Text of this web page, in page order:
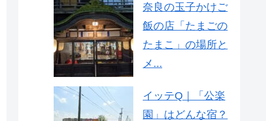
奈良の玉子かけご
飯の店「たまごの
たまこ」の場所と
メ...
イッテQ｜「公楽
園」はどんな宿？